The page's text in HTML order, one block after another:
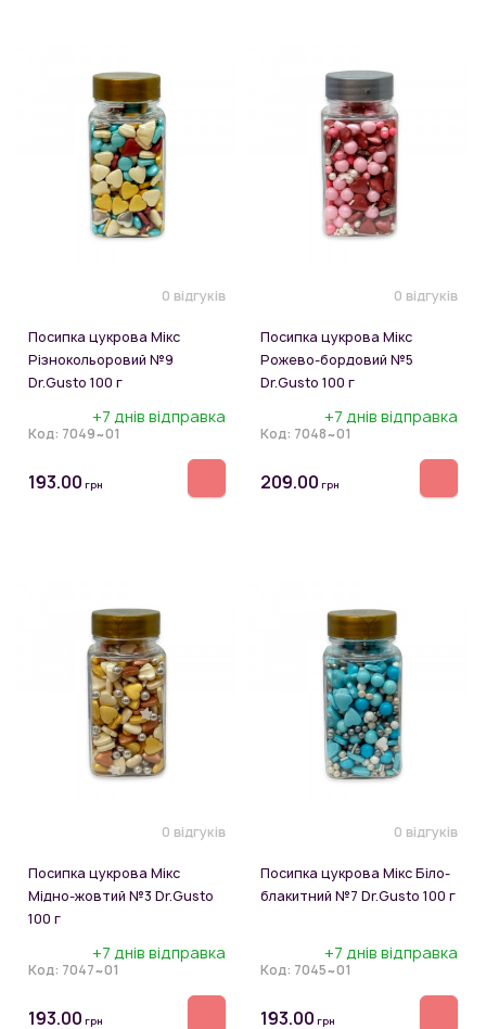
0 відгуків
Посипка цукрова Мікс
Різнокольоровий №9
Dr.Gusto 100 г
+7 днів відправка
Код: 7049~01
193.00 грн
0 відгуків
Посипка цукрова Мікс
Рожево-бордовий №5
Dr.Gusto 100 г
+7 днів відправка
Код: 7048~01
209.00 грн
0 відгуків
Посипка цукрова Мікс
Мідно-жовтий №3 Dr.Gusto
100 г
+7 днів відправка
Код: 7047~01
193.00 грн
0 відгуків
Посипка цукрова Мікс Біло-
блакитний №7 Dr.Gusto 100 г
+7 днів відправка
Код: 7045~01
193.00 грн